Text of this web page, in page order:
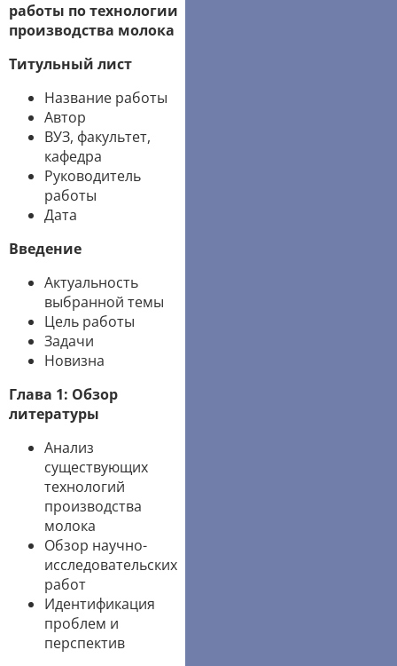
работы по технологии
производства молока
Титульный лист
Название работы
Автор
ВУЗ, факультет,
кафедра
Руководитель
работы
Дата
Введение
Актуальность
выбранной темы
Цель работы
Задачи
Новизна
Глава 1: Обзор
литературы
Анализ
существующих
технологий
производства
молока
Обзор научно-
исследовательских
работ
Идентификация
проблем и
перспектив